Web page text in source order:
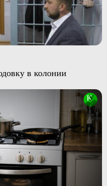
в колонии